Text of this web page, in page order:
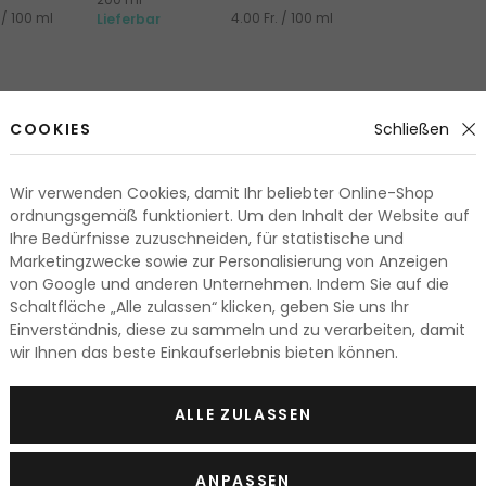
/ 100 ml
Lieferbar
4.00 Fr. / 100 ml
für eineproblemlose Nassrasurmit Feuchtigkeit
Rasierer besser und die Haut wird während der Rasur vor
Weltmarken enthalten gewählte
geschmeidig und entspannt sein wird.
wird Ihnen am besten passen?
der Anwendern inspirieren und schauen Sie sich die
sowie für Frauen kaufen. Unter den Anwendern sind
Beliebt sind auch Rasiergels
,
COOKIES Schließen
Wir verwenden Cookies, damit Ihr beliebter Online-Shop
ordnungsgemäß funktioniert. Um den Inhalt der Website auf
Ihre Bedürfnisse zuzuschneiden, für statistische und
Marketingzwecke sowie zur Personalisierung von Anzeigen
von Google und anderen Unternehmen. Indem Sie auf die
Schaltfläche „Alle zulassen“ klicken, geben Sie uns Ihr
Einverständnis, diese zu sammeln und zu verarbeiten, damit
wir Ihnen das beste Einkaufserlebnis bieten können.
ALLE ZULASSEN
ANPASSEN